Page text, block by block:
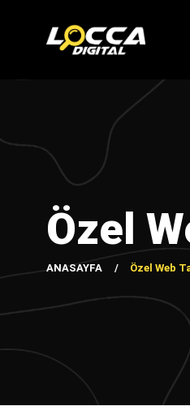
Özel
ANASAYFA Özel Web